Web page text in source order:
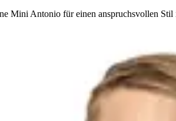
Mini Antonio für einen anspruchsvollen Stil